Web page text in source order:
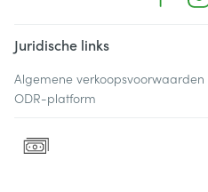
Juridische links
Algemene verkoopsvoorwaarden
ODR-platform